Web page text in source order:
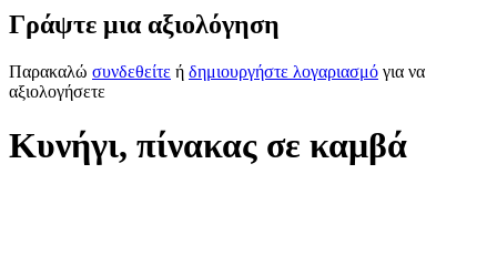
Γράψτε μια αξιολόγηση
Παρακαλώ συνδεθείτε ή δημιουργήστε λογαριασμό για να
αξιολογήσετε
Κυνήγι, πίνακας σε καμβά